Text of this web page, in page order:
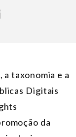
taxonomia e a
Digitais
da